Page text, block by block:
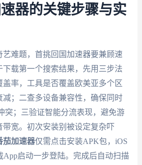
器的关键步骤与实
难题，首挑回国加速器要兼顾速
下载第一个搜索结果，先用三步法
率，工具是否覆盖欧美亚多个区
；二查多设备兼容性，确保同时
突；三验证智能分流表现，避免游
带宽。初次安装别被设定复杂吓
茄加速器仅需点击安装APK包，iOS
App启动一步登陆。完成后自动扫描